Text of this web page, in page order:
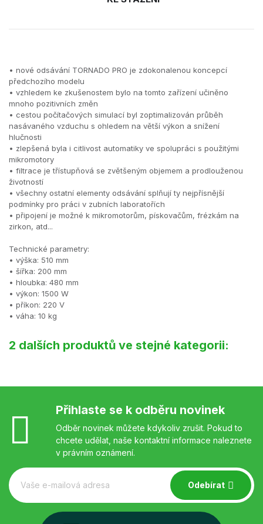
• nové odsávání TORNADO PRO je zdokonalenou koncepcí
předchozího modelu
• vzhledem ke zkušenostem bylo na tomto zařízení učiněno
mnoho pozitivních změn
• cestou počítačových simulací byl zoptimalizován průběh
nasávaného vzduchu s ohledem na větší výkon a snížení
hlučnosti
• zlepšená byla i citlivost automatiky ve spolupráci s použitými
mikromotory
• filtrace je třístupňová se zvětšeným objemem a prodlouženou
životností
• všechny ostatní elementy odsávání splňují ty nejpřísnější
podmínky pro práci v zubních laboratořích
• připojení je možné k mikromotorům, pískovačům, frézkám na
zirkon, atd...
Technické parametry:
• výška: 510 mm
• šířka: 200 mm
• hloubka: 480 mm
• výkon: 1500 W
• příkon: 220 V
• váha: 10 kg
2 dalších produktů ve stejné kategorii:
Přihlaste se k odběru novinek
Odběr novinek můžete kdykoliv zrušit. Pokud to
chcete udělat, naše kontaktní informace naleznete
v právním oznámení.
Odebírat